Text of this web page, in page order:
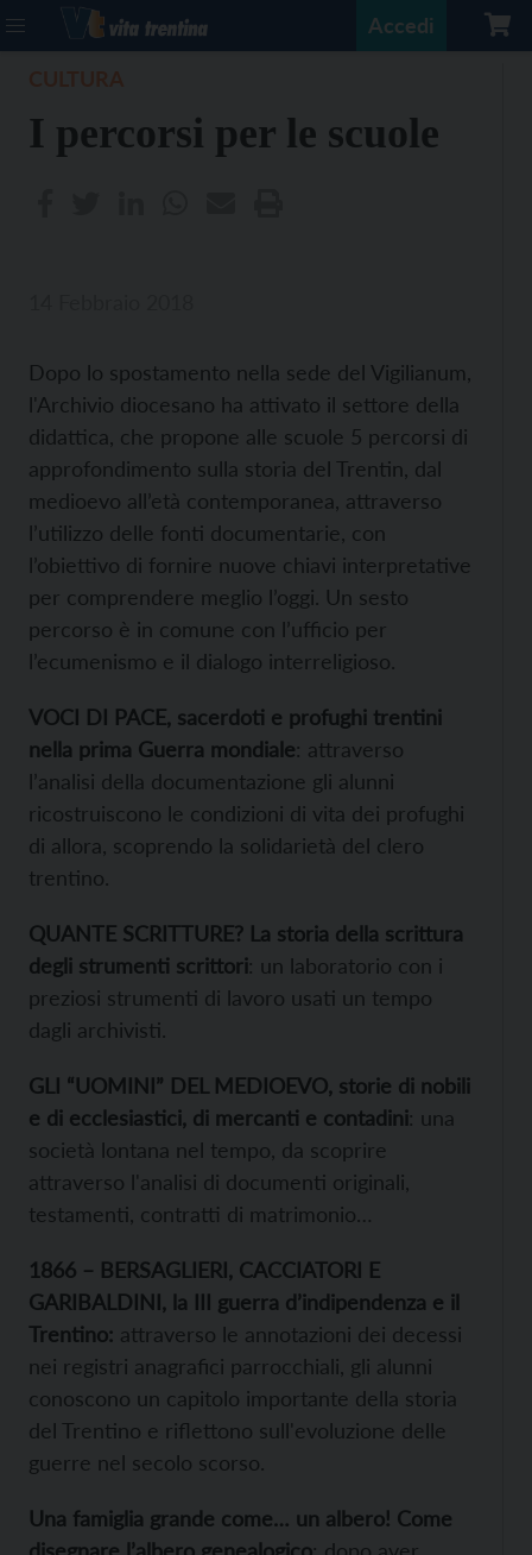
Accedi
I percorsi per le scuole
Dopo lo spostamento nella sede del Vigilianum,
l'Archivio diocesano ha attivato il settore della
didattica, che propone alle scuole 5 percorsi di
approfondimento sulla storia del Trentin, dal
medioevo all’età contemporanea, attraverso
l’utilizzo delle fonti documentarie, con
l’obiettivo di fornire nuove chiavi interpretative
per comprendere meglio l’oggi. Un sesto
percorso è in comune con l’ufficio per
l’ecumenismo e il dialogo interreligioso.
VOCI DI PACE, sacerdoti e profughi trentini
nella prima Guerra mondiale: attraverso
l’analisi della documentazione gli alunni
ricostruiscono le condizioni di vita dei profughi
di allora, scoprendo la solidarietà del clero
trentino.
QUANTE SCRITTURE? La storia della scrittura
degli strumenti scrittori: un laboratorio con i
preziosi strumenti di lavoro usati un tempo
dagli archivisti.
GLI “UOMINI” DEL MEDIOEVO, storie di nobili
e di ecclesiastici, di mercanti e contadini: una
società lontana nel tempo, da scoprire
attraverso l'analisi di documenti originali,
testamenti, contratti di matrimonio…
1866 – BERSAGLIERI, CACCIATORI E
GARIBALDINI, la III guerra d’indipendenza e il
Trentino: attraverso le annotazioni dei decessi
nei registri anagrafici parrocchiali, gli alunni
conoscono un capitolo importante della storia
del Trentino e riflettono sull'evoluzione delle
guerre nel secolo scorso.
Una famiglia grande come… un albero! Come